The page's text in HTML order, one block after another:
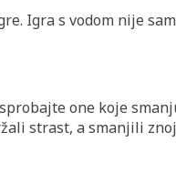
Igra s vodom nije
one koje
strast, a smanjili